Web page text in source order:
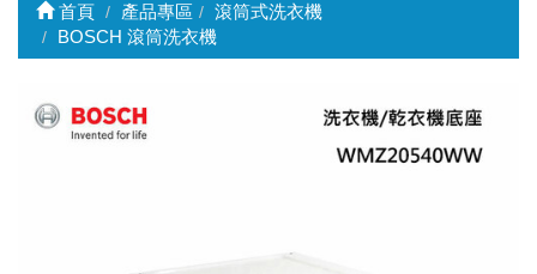
首頁 產品專區
滾筒式洗衣機
BOSCH 滾筒洗衣機